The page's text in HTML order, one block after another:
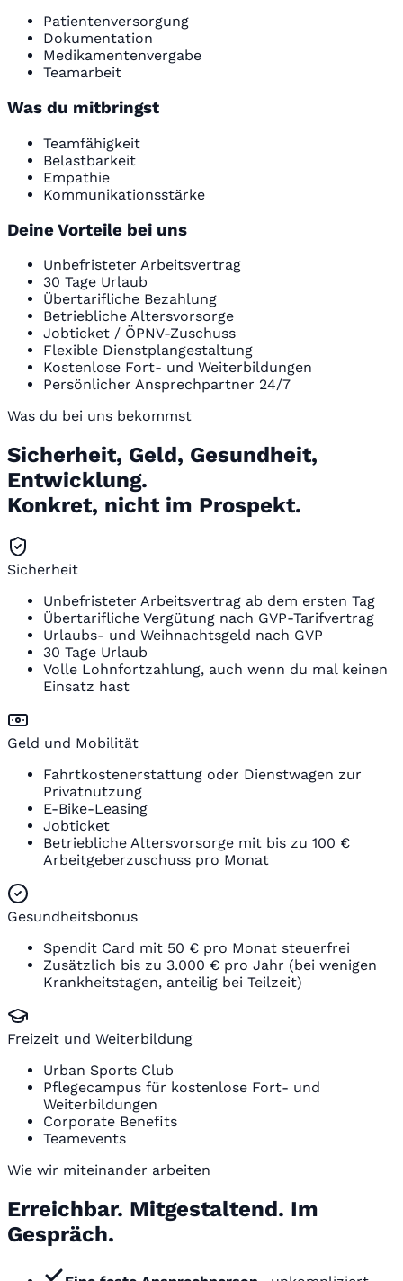
Patientenversorgung
Dokumentation
Medikamentenvergabe
Teamarbeit
Was du mitbringst
Teamfähigkeit
Belastbarkeit
Empathie
Kommunikationsstärke
Deine Vorteile bei uns
Unbefristeter Arbeitsvertrag
30 Tage Urlaub
Übertarifliche Bezahlung
Betriebliche Altersvorsorge
Jobticket / ÖPNV-Zuschuss
Flexible Dienstplangestaltung
Kostenlose Fort- und Weiterbildungen
Persönlicher Ansprechpartner 24/7
Was du bei uns bekommst
Sicherheit, Geld, Gesundheit,
Entwicklung.
Konkret, nicht im Prospekt.
Sicherheit
Unbefristeter Arbeitsvertrag ab dem ersten Tag
Übertarifliche Vergütung nach GVP-Tarifvertrag
Urlaubs- und Weihnachtsgeld nach GVP
30 Tage Urlaub
Volle Lohnfortzahlung, auch wenn du mal keinen
Einsatz hast
Geld und Mobilität
Fahrtkostenerstattung oder Dienstwagen zur
Privatnutzung
E-Bike-Leasing
Jobticket
Betriebliche Altersvorsorge mit bis zu 100 €
Arbeitgeberzuschuss pro Monat
Gesundheitsbonus
Spendit Card mit 50 € pro Monat steuerfrei
Zusätzlich bis zu 3.000 € pro Jahr (bei wenigen
Krankheitstagen, anteilig bei Teilzeit)
Freizeit und Weiterbildung
Urban Sports Club
Pflegecampus für kostenlose Fort- und
Weiterbildungen
Corporate Benefits
Teamevents
Wie wir miteinander arbeiten
Erreichbar. Mitgestaltend. Im
Gespräch.